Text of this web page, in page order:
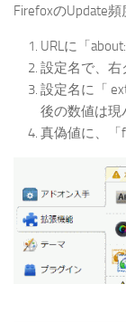
FirefoxのUpdate
URLに「
設定名で、右
設定名に「
後の数値は現
真偽値に、「